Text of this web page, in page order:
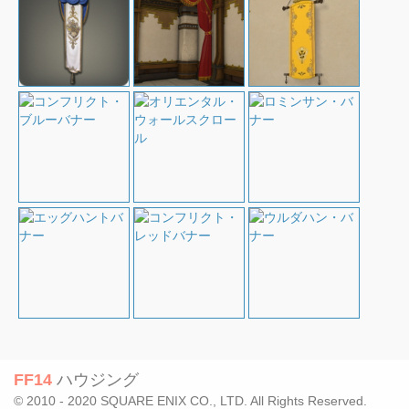
FF14 ハウジング
© 2010 - 2020 SQUARE ENIX CO., LTD. All Rights Reserved.